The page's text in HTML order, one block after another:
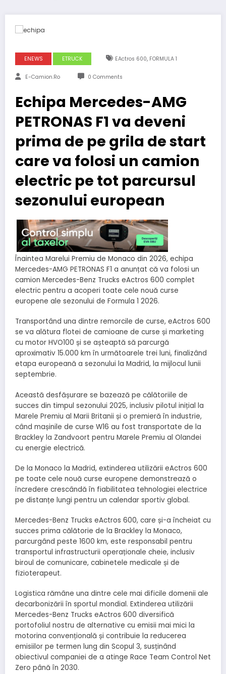
ENEWS ETRUCK EActros 600, FORMULA 1
E-Camion.ro 0 Comments
Echipa Mercedes-AMG
PETRONAS F1 va deveni
prima de pe grila de start
care va folosi un camion
electric pe tot parcursul
sezonului european
Înaintea Marelui Premiu de Monaco din 2026, echipa
Mercedes-AMG PETRONAS F1 a anunțat că va folosi un
camion Mercedes-Benz Trucks eActros 600 complet
electric pentru a acoperi toate cele nouă curse
europene ale sezonului de Formula 1 2026.
Transportând una dintre remorcile de curse, eActros 600
se va alătura flotei de camioane de curse și marketing
cu motor HVO100 și se așteaptă să parcurgă
aproximativ 15.000 km în următoarele trei luni, finalizând
etapa europeană a sezonului la Madrid, la mijlocul lunii
septembrie.
Această desfășurare se bazează pe călătoriile de
succes din timpul sezonului 2025, inclusiv pilotul inițial la
Marele Premiu al Marii Britanii și o premieră în industrie,
când mașinile de curse W16 au fost transportate de la
Brackley la Zandvoort pentru Marele Premiu al Olandei
cu energie electrică.
De la Monaco la Madrid, extinderea utilizării eActros 600
pe toate cele nouă curse europene demonstrează o
încredere crescândă în fiabilitatea tehnologiei electrice
pe distanțe lungi pentru un calendar sportiv global.
Mercedes-Benz Trucks eActros 600, care și-a încheiat cu
succes prima călătorie de la Brackley la Monaco,
parcurgând peste 1600 km, este responsabil pentru
transportul infrastructurii operaționale cheie, inclusiv
biroul de comunicare, cabinetele medicale și de
fizioterapeut.
Logistica rămâne una dintre cele mai dificile domenii ale
decarbonizării în sportul mondial. Extinderea utilizării
Mercedes-Benz Trucks eActros 600 diversifică
portofoliul nostru de alternative cu emisii mai mici la
motorina convențională și contribuie la reducerea
emisiilor pe termen lung din Scopul 3, susținând
obiectivul companiei de a atinge Race Team Control Net
Zero până în 2030.